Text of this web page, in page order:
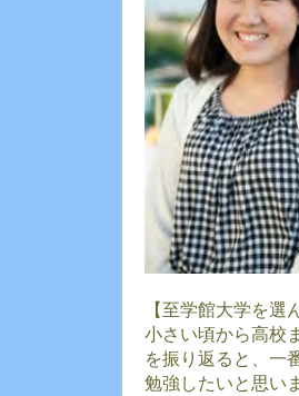
【至学館大学を選
小さい頃から高校
を振り返ると、一
勉強したいと思い